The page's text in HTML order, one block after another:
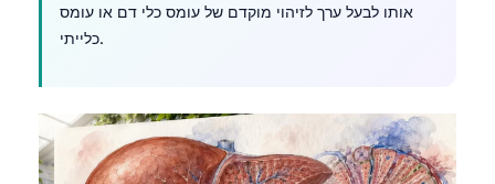
אותו לבעל ערך לזיהוי מוקדם של עומס כלי דם או עומס
כלייתי.
বাংলা
اردو
తెలుగు
தமிழ்